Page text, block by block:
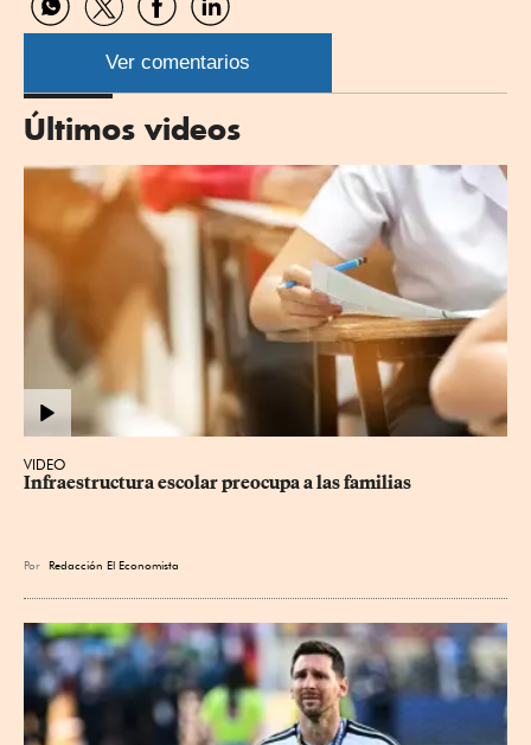
Compartir
por
WhatsApp
Compartir
por
Twitter
Compartir
por
Facebook
Compartir
por
Linkedin
Ver comentarios
Últimos videos
VIDEO
Infraestructura escolar preocupa a las familias
Por Redacción El Economista